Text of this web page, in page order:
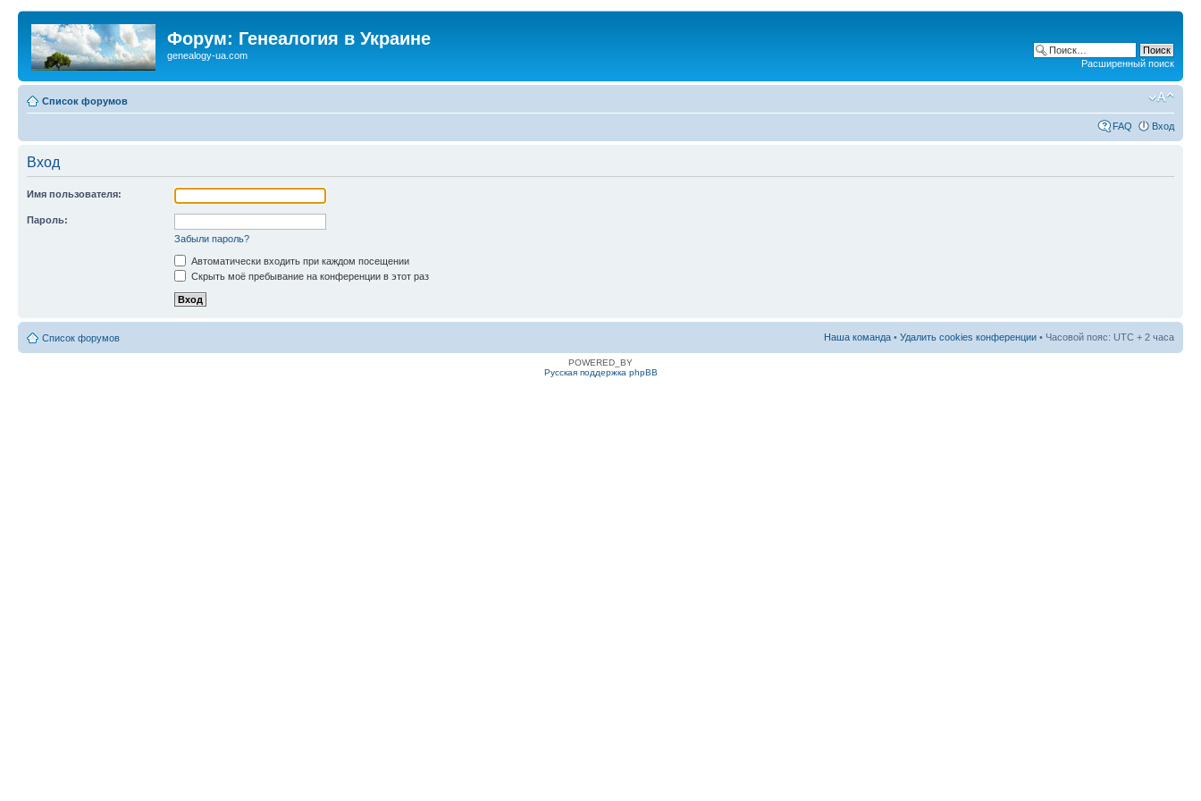
Форум: Генеалогия в Украине
genealogy-ua.com
Расширенный поиск
Список форумов
FAQ Вход
Вход
Имя пользователя:
Пароль:
Забыли пароль?
Автоматически входить при каждом посещении
Скрыть моё пребывание на конференции в этот раз
Список форумов Наша команда • Удалить cookies конференции • Часовой пояс: UTC + 2 часа
POWERED_BY
Русская поддержка phpBB